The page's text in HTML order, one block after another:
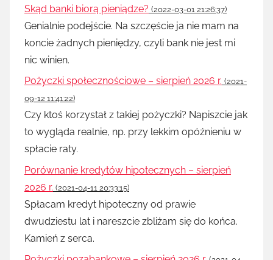
Skąd banki biorą pieniądze? (2022-03-01 21:26:37)
Genialnie podejście. Na szczęście ja nie mam na
koncie żadnych pieniędzy, czyli bank nie jest mi
nic winien.
Pożyczki społecznościowe – sierpień 2026 r. (2021-
09-12 11:41:22)
Czy ktoś korzystał z takiej pożyczki? Napiszcie jak
to wygląda realnie, np. przy lekkim opóźnieniu w
spłacie raty.
Porównanie kredytów hipotecznych – sierpień
2026 r. (2021-04-11 20:33:15)
Spłacam kredyt hipoteczny od prawie
dwudziestu lat i nareszcie zbliżam się do końca.
Kamień z serca.